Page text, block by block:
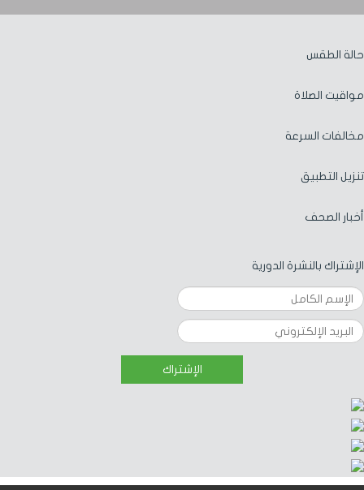
حالة الطقس
مواقيت الصلاة
مخالفات السرعة
تنزيل التطبيق
أخبار الصحف
الإشتراك بالنشرة الدورية